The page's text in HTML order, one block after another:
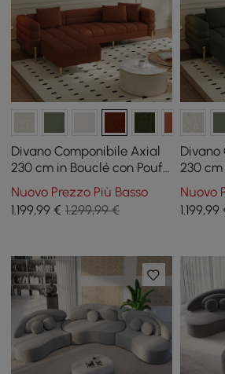
Divano Componibile Axial
230 cm in Bouclé con Pouf
e Gambe Dorate
Nuovo Prezzo Più Basso
1.199,99 € 1.299,99 €
Divano
230
e
Nuovo
1.199,99